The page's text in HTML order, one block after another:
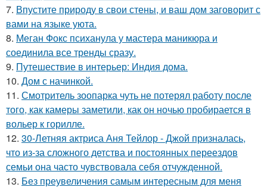
7. Впустите природу в свои стены, и ваш дом заговорит с
вами на языке уюта.
8. Меган Фокс психанула у мастера маникюра и
соединила все тренды сразу.
9. Путешествие в интерьер: Индия дома.
10. Дом с начинкой.
11. Смотритель зоопарка чуть не потерял работу после
того, как камеры заметили, как он ночью пробирается в
вольер к горилле.
12. 30-Летняя актриса Аня Тейлор - Джой призналась,
что из-за сложного детства и постоянных переездов
семьи она часто чувствовала себя отчужденной.
13. Без преувеличения самым интересным для меня